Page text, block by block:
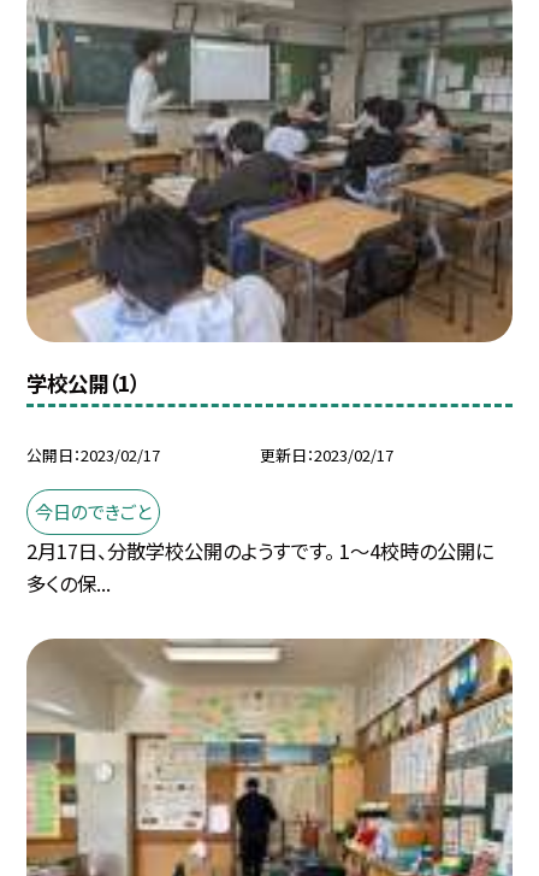
学校公開（1）
公開日 2023/02/17 更新日 2023/02/17
今日のできごと
2月17日、分散学校公開のようすです。 1〜4校時の公開に
多くの保...